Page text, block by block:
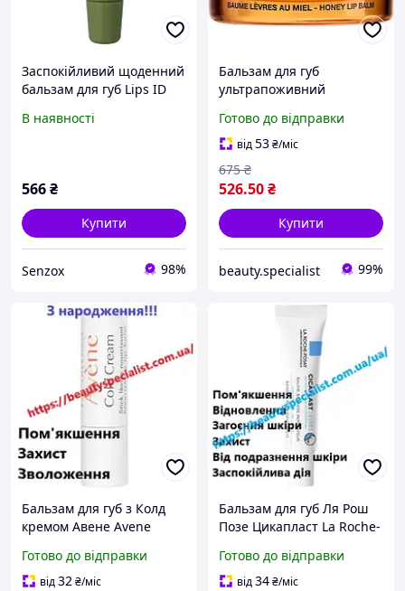
Заспокійливий щоденний
бальзам для губ Lips ID
В наявності
566₴
Купити
Senzox 98%
Бальзам для губ
ультрапоживний
Nuxe Reve de Miel Baume
lèvres
Готово до відправки
від53₴/міс
526.50₴
675 ₴
Купити
beauty.specialist 99%
Бальзам для губ з Колд
кремом Авене Avene
Lip Balm
Готово до відправки
від32₴/міс
Бальзам для губ Ля Рош
Позе Цикапласт La Roche-
дорослих, 7,5 мл
Готово до відправки
від34₴/міс